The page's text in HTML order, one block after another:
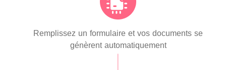
Remplissez un formulaire et vos documents se
génèrent automatiquement